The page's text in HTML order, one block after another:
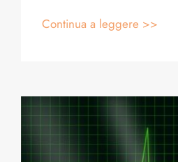
Continua a leggere >>